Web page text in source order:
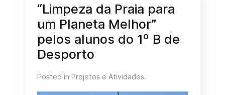
“Limpeza da Praia para
um Planeta Melhor”
pelos alunos do 1º B de
Desporto
Posted in Projetos e Atividades.